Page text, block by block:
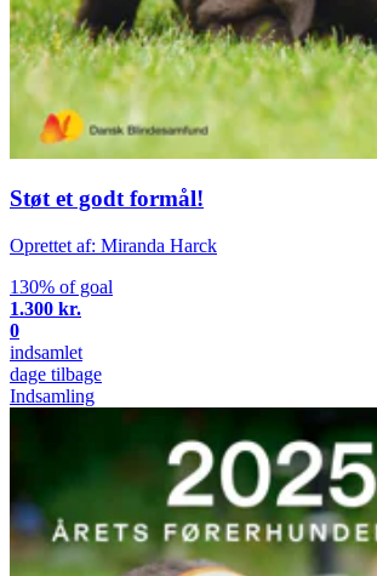
Støt et godt formål!
Oprettet af: Miranda Harck
130% of goal
1.300 kr.
0
indsamlet
dage tilbage
Indsamling